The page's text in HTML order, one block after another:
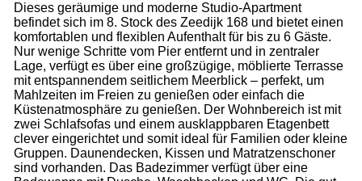
Dieses geräumige und moderne Studio-Apartment
befindet sich im 8. Stock des Zeedijk 168 und bietet einen
komfortablen und flexiblen Aufenthalt für bis zu 6 Gäste.
Nur wenige Schritte vom Pier entfernt und in zentraler
Lage, verfügt es über eine großzügige, möblierte Terrasse
mit entspannendem seitlichem Meerblick – perfekt, um
Mahlzeiten im Freien zu genießen oder einfach die
Küstenatmosphäre zu genießen. Der Wohnbereich ist mit
zwei Schlafsofas und einem ausklappbaren Etagenbett
clever eingerichtet und somit ideal für Familien oder kleine
Gruppen. Daunendecken, Kissen und Matratzenschoner
sind vorhanden. Das Badezimmer verfügt über eine